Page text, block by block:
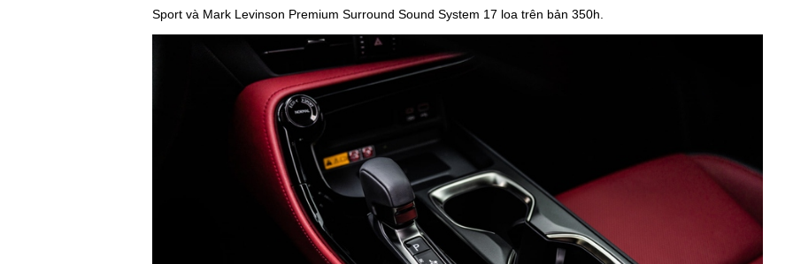
Sport và Mark Levinson Premium Surround Sound System 17 loa trên bản 350h.